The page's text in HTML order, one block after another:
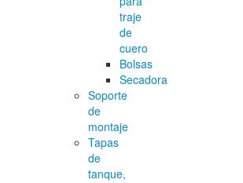
traje
de
cuero
Bolsas
Secadora
Soporte
de
montaje
Tapas
de
tanque,